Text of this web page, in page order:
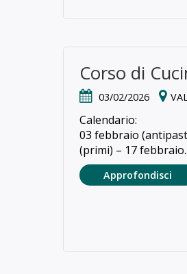
Corso di
03/02/2026
Calendario:
03 febbraio
(primi) – 17
Approfondisci